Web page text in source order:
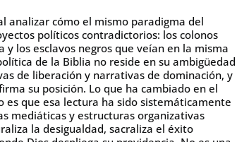
analizar cómo el mismo paradigma del
políticos contradictorios: los colonos
los esclavos negros que veían en la misma
de la Biblia no reside en su ambigüedad
de liberación y narrativas de dominación, y
su posición. Lo que ha cambiado en el
que esa lectura ha sido sistemáticamente
mediáticas y estructuras organizativas
la desigualdad, sacraliza el éxito